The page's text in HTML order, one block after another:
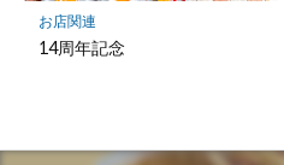
お店関連
14周年記念